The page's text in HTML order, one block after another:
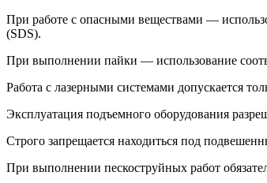
При работе с опасными веществами —
(SDS).
При выполнении пайки — использование
Работа с лазерными системами допускается
Эксплуатация подъемного оборудования
Строго запрещается находиться под
При выполнении пескоструйных работ